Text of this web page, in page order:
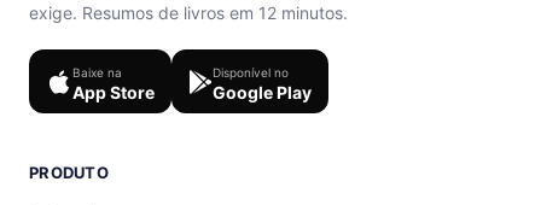
exige. Resumos de livros em 12 minutos.
Baixe na
App Store
Disponível no
Google Play
PRODUTO